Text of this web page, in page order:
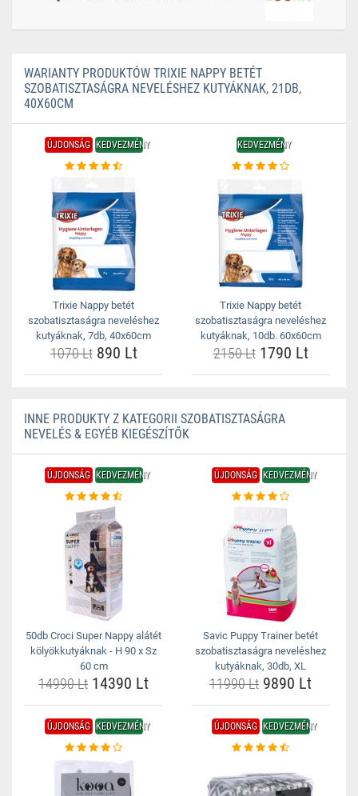
WARIANTY PRODUKTÓW TRIXIE NAPPY BETÉT
SZOBATISZTASÁGRA NEVELÉSHEZ KUTYÁKNAK, 21DB,
40X60CM
ÚJDONSÁG KEDVEZMÉNY
Trixie Nappy betét
szobatisztaságra neveléshez
kutyáknak, 7db, 40x60cm
1070 Lt890 Lt
KEDVEZMÉNY
Trixie Nappy betét
szobatisztaságra neveléshez
kutyáknak, 10db. 60x60cm
2150 Lt1790 Lt
INNE PRODUKTY Z KATEGORII SZOBATISZTASÁGRA
NEVELÉS & EGYÉB KIEGÉSZÍTŐK
ÚJDONSÁG KEDVEZMÉNY
50db Croci Super Nappy alátét
kölyökkutyáknak - H 90 x Sz
60 cm
14990 Lt 14390 Lt
ÚJDONSÁG KEDVEZMÉNY
Savic Puppy Trainer betét
szobatisztaságra neveléshez
kutyáknak, 30db, XL
11990 Lt 9890 Lt
ÚJDONSÁG KEDVEZMÉNY ÚJDONSÁG KEDVEZMÉNY